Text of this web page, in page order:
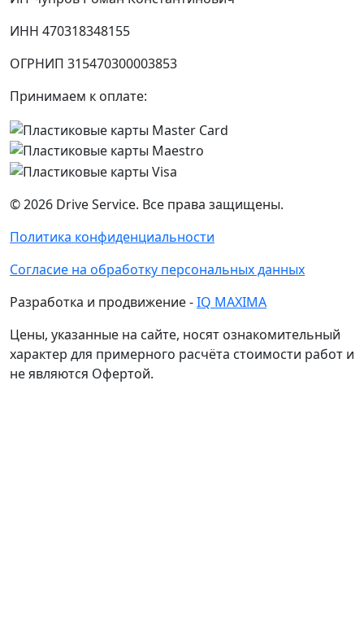
ИНН 470318348155
ОГРНИП 315470300003853
Принимаем к оплате:
©2026 Drive Service. Все права защищены.
Политика конфиденциальности
Согласие на обработку персональных данных
Разработка и продвижение -IQ MAXIMA
Цены, указанные на сайте, носят ознакомительный
характер для примерного расчёта стоимости работ и
не являются Офертой.